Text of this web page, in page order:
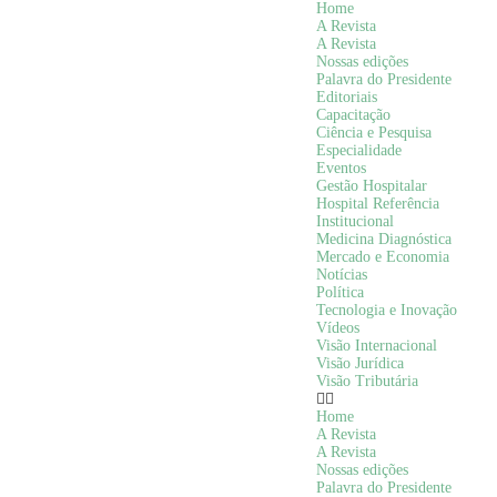
Home
A Revista
A Revista
Nossas edições
Palavra do Presidente
Editoriais
Capacitação
Ciência e Pesquisa
Especialidade
Eventos
Gestão Hospitalar
Hospital Referência
Institucional
Medicina Diagnóstica
Mercado e Economia
Notícias
Política
Tecnologia e Inovação
Vídeos
Visão Internacional
Visão Jurídica
Visão Tributária
Home
A Revista
A Revista
Nossas edições
Palavra do Presidente